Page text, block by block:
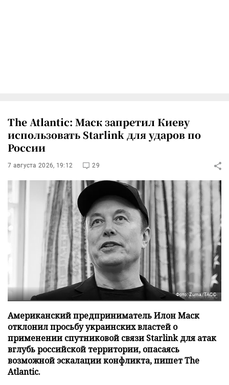
The Atlantic: Маск запретил Киеву
использовать Starlink для ударов по
России
7 августа 2026, 19:12 29
Фото: Zuma/ТАСС
Американский предприниматель Илон Маск
отклонил просьбу украинских властей о
применении спутниковой связи Starlink для атак
вглубь российской территории, опасаясь
возможной эскалации конфликта, пишет The
Atlantic.